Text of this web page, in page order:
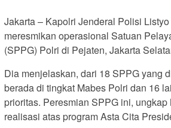
Jakarta – Kapolri Jenderal Polisi
meresmikan operasional Satuan
(SPPG) Polri di Pejaten, Jakarta
Dia menjelaskan, dari 18 SPPG yang
berada di tingkat Mabes Polri dan 16
prioritas. Peresmian SPPG ini, ungkap
realisasi atas program Asta Cita